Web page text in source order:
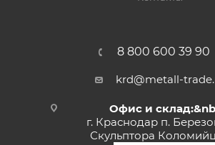
8 800 600 39 90
krd@metall-
Офис и
г. Краснодар п.
Скульптора